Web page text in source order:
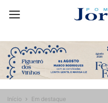
Início Em destaque